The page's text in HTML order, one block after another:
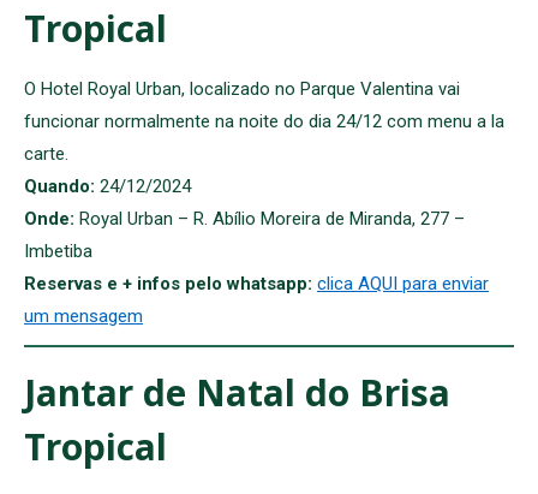
Tropical
O Hotel Royal Urban, localizado no Parque Valentina vai
funcionar normalmente na noite do dia 24/12 com menu a la
carte.
Quando: 24/12/2024
Onde: Royal Urban – R. Abílio Moreira de Miranda, 277 –
Imbetiba
Reservas e + infos pelo whatsapp: clica AQUI para enviar
um mensagem
Jantar de Natal do Brisa
Tropical